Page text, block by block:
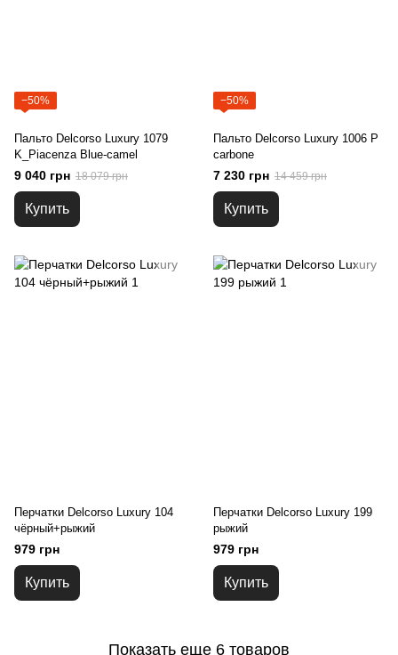
−50%
Пальто Delcorso Luxury 1079
K_Piacenza Blue-camel
9 040 грн 18 079 грн
Купить
−50%
Пальто Delcorso Luxury 1006 P
carbone
7 230 грн 14 459 грн
Купить
Перчатки Delcorso Luxury 104
чёрный+рыжий
979 грн
Купить
Перчатки Delcorso Luxury 199
рыжий
979 грн
Купить
Показать еще 6 товаров